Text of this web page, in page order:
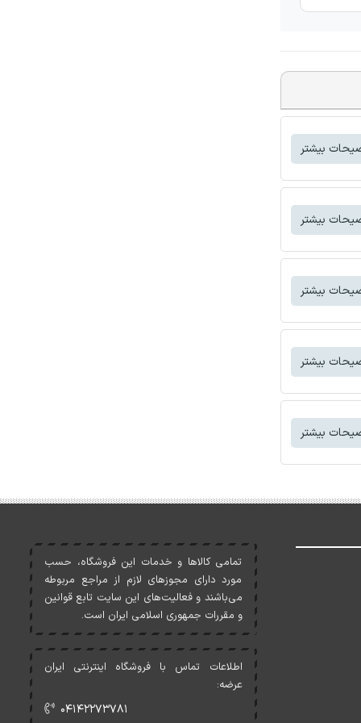
بیشتر
بیشتر
بیشتر
بیشتر
بیشتر
تمامی کالاها و خدمات اين فروشگاه، حسب
مورد دارای مجوزهای لازم از مراجع مربوطه
می‌باشند و فعاليت‌های اين سايت تابع قوانين
و مقررات جمهوری اسلامی ايران است.
اطلاعات تماس با فروشگاه اینترنتی ایران
عرضه:
۰۴۱۴۲۲۷۳۷۸۱